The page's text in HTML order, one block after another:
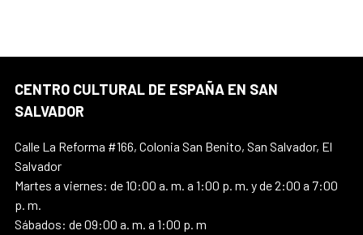
CENTRO CULTURAL DE ESPAÑA EN SAN
SALVADOR
Calle La Reforma #166, Colonia San Benito, San Salvador, El
Salvador
Martes a viernes: de 10:00 a. m. a 1:00 p. m. y de 2:00 a 7:00
p. m.
Sábados: de 09:00 a. m. a 1:00 p. m